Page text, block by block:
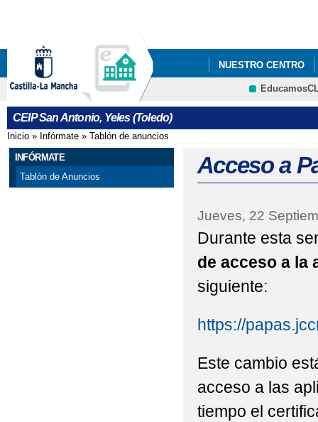
NUESTRO CENTRO
ECOESCUELAS
ADMISIÓN DE
ESCUELA DE
EVALUACIÓN DEL
CEIP San Antonio, Yeles (Toledo)
Se encuentra usted aquí
Inicio » Infórmate » Tablón de anuncios
INFÓRMATE
Tablón de Anuncios
Acceso a
Jueves, 22
Durante esta
de acceso a la
siguiente:
https://
Este cambio
acceso a las
tiempo el